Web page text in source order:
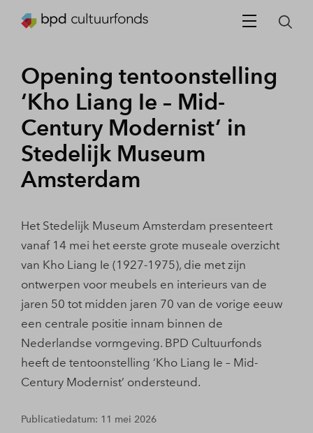
Opening tentoonstelling
‘Kho Liang Ie – Mid-
Century Modernist’ in
Stedelijk Museum
Amsterdam
Het Stedelijk Museum Amsterdam presenteert
vanaf 14 mei het eerste grote museale overzicht
van Kho Liang Ie (1927-1975), die met zijn
ontwerpen voor meubels en interieurs van de
jaren 50 tot midden jaren 70 van de vorige eeuw
een centrale positie innam binnen de
Nederlandse vormgeving. BPD Cultuurfonds
heeft de tentoonstelling ‘Kho Liang Ie – Mid-
Century Modernist’ ondersteund.
Publicatiedatum: 11 mei 2026